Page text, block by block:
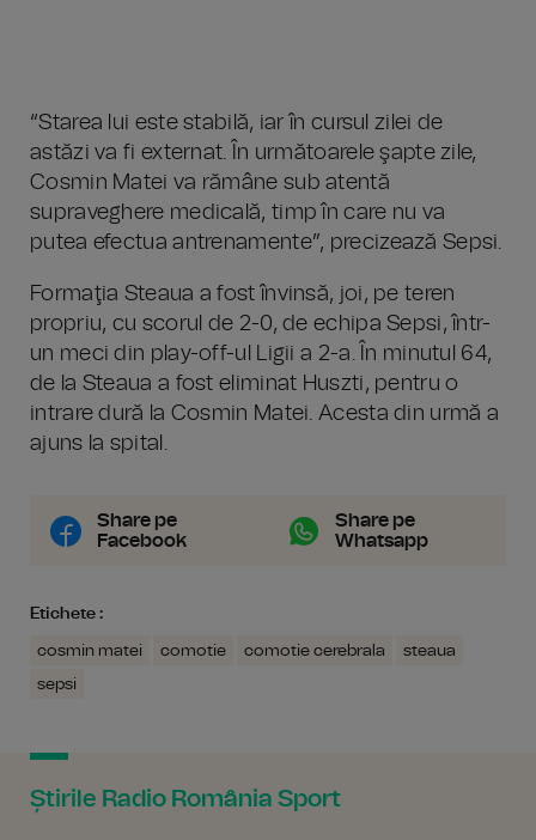
“Starea lui este stabilă, iar în cursul zilei de
astăzi va fi externat. În următoarele şapte zile,
Cosmin Matei va rămâne sub atentă
supraveghere medicală, timp în care nu va
putea efectua antrenamente”, precizează Sepsi.
Formaţia Steaua a fost învinsă, joi, pe teren
propriu, cu scorul de 2-0, de echipa Sepsi, într-
un meci din play-off-ul Ligii a 2-a. În minutul 64,
de la Steaua a fost eliminat Huszti, pentru o
intrare dură la Cosmin Matei. Acesta din urmă a
ajuns la spital.
Share pe
Facebook
Share pe
Whatsapp
Etichete :
cosmin matei comotie comotie cerebrala
steaua
sepsi
Știrile Radio România Sport